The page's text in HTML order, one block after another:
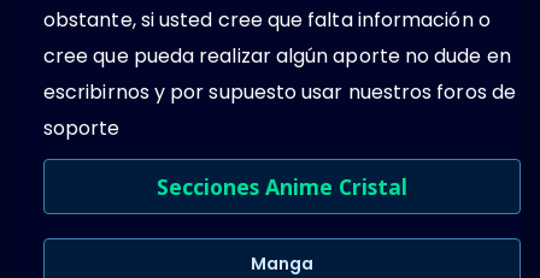
obstante, si usted cree que falta información o
cree que pueda realizar algún aporte no dude en
escribirnos y por supuesto usar nuestros foros de
soporte
Secciones Anime Cristal
Manga